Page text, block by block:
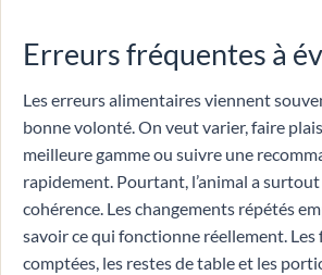
Erreurs fréquentes à
Les erreurs alimentaires viennent
bonne volonté. On veut varier, faire
meilleure gamme ou suivre une
rapidement. Pourtant, l’animal a
cohérence. Les changements répétés
savoir ce qui fonctionne réellement. Les
comptées, les restes de table et les